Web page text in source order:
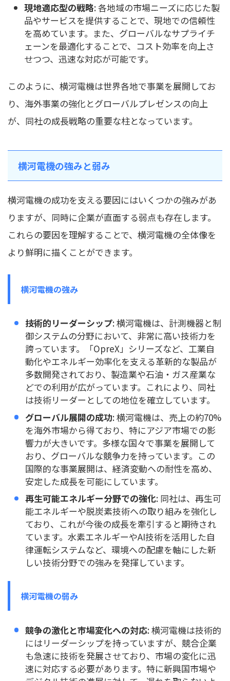
現地適応型の戦略: 各地域の市場ニーズに応じた製
品やサービスを提供することで、現地での信頼性
を高めています。また、グローバルなサプライチ
ェーンを最適化することで、コスト効率を向上さ
せつつ、迅速な対応が可能です。
このように、横河電機は世界各地で事業を展開してお
り、海外事業の強化とグローバルプレゼンスの向上
が、同社の成長戦略の重要な柱となっています。
横河電機の強みと弱み
横河電機の成功を支える要因にはいくつかの強みがあ
りますが、同時に企業が直面する弱点も存在します。
これらの要因を理解することで、横河電機の全体像を
より鮮明に描くことができます。
横河電機の強み
技術的リーダーシップ: 横河電機は、計測機器と制
御システムの分野において、非常に高い技術力を
誇っています。「OpreX」シリーズなど、工業自
動化やエネルギー効率化を支える革新的な製品が
多数開発されており、製造業や石油・ガス産業な
どでの利用が広がっています。これにより、同社
は技術リーダーとしての地位を確立しています。
グローバル展開の成功: 横河電機は、売上の約70%
を海外市場から得ており、特にアジア市場での影
響力が大きいです。多様な国々で事業を展開して
おり、グローバルな競争力を持っています。この
国際的な事業展開は、経済変動への耐性を高め、
安定した成長を可能にしています。
再生可能エネルギー分野での強化: 同社は、再生可
能エネルギーや脱炭素技術への取り組みを強化し
ており、これが今後の成長を牽引すると期待され
ています。水素エネルギーやAI技術を活用した自
律運転システムなど、環境への配慮を軸にした新
しい技術分野での強みを発揮しています。
横河電機の弱み
競争の激化と市場変化への対応: 横河電機は技術的
にはリーダーシップを持っていますが、競合企業
も急速に技術を発展させており、市場の変化に迅
速に対応する必要があります。特に新興国市場や